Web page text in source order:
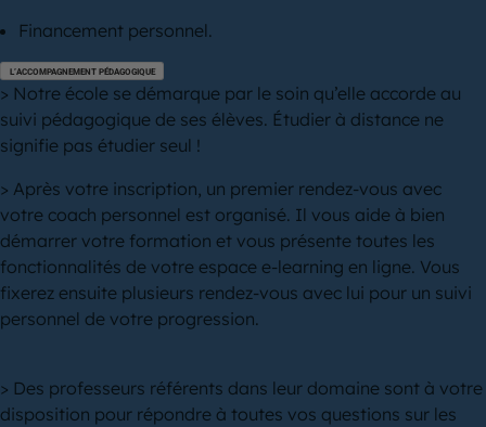
Financement personnel.
L’ACCOMPAGNEMENT PÉDAGOGIQUE
> Notre école se démarque par le soin qu’elle accorde au
suivi pédagogique de ses élèves. Étudier à distance ne
signifie pas étudier seul !
> Après votre inscription, un premier rendez-vous avec
votre coach personnel est organisé. Il vous aide à bien
démarrer votre formation et vous présente toutes les
fonctionnalités de votre espace e-learning en ligne. Vous
fixerez ensuite plusieurs rendez-vous avec lui pour un suivi
personnel de votre progression.
> Des professeurs référents dans leur domaine sont à votre
disposition pour répondre à toutes vos questions sur les